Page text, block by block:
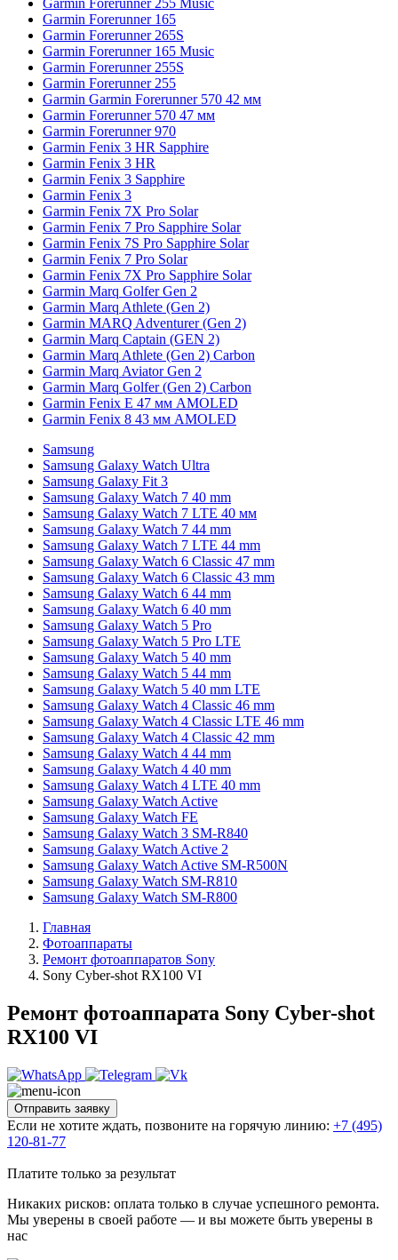
Garmin Forerunner 255 Music
Garmin Forerunner 165
Garmin Forerunner 265S
Garmin Forerunner 165 Music
Garmin Forerunner 255S
Garmin Forerunner 255
Garmin Garmin Forerunner 570 42 мм
Garmin Forerunner 570 47 мм
Garmin Forerunner 970
Garmin Fenix 3 HR Sapphire
Garmin Fenix 3 HR
Garmin Fenix 3 Sapphire
Garmin Fenix 3
Garmin Fenix 7X Pro Solar
Garmin Fenix 7 Pro Sapphire Solar
Garmin Fenix 7S Pro Sapphire Solar
Garmin Fenix 7 Pro Solar
Garmin Fenix 7X Pro Sapphire Solar
Garmin Marq Golfer Gen 2
Garmin Marq Athlete (Gen 2)
Garmin MARQ Adventurer (Gen 2)
Garmin Marq Captain (GEN 2)
Garmin Marq Athlete (Gen 2) Carbon
Garmin Marq Aviator Gen 2
Garmin Marq Golfer (Gen 2) Carbon
Garmin Fenix E 47 мм AMOLED
Garmin Fenix 8 43 мм AMOLED
Samsung
Samsung Galaxy Watch Ultra
Samsung Galaxy Fit 3
Samsung Galaxy Watch 7 40 mm
Samsung Galaxy Watch 7 LTE 40 мм
Samsung Galaxy Watch 7 44 mm
Samsung Galaxy Watch 7 LTE 44 mm
Samsung Galaxy Watch 6 Classic 47 mm
Samsung Galaxy Watch 6 Classic 43 mm
Samsung Galaxy Watch 6 44 mm
Samsung Galaxy Watch 6 40 mm
Samsung Galaxy Watch 5 Pro
Samsung Galaxy Watch 5 Pro LTE
Samsung Galaxy Watch 5 40 mm
Samsung Galaxy Watch 5 44 mm
Samsung Galaxy Watch 5 40 mm LTE
Samsung Galaxy Watch 4 Classic 46 mm
Samsung Galaxy Watch 4 Classic LTE 46 mm
Samsung Galaxy Watch 4 Classic 42 mm
Samsung Galaxy Watch 4 44 mm
Samsung Galaxy Watch 4 40 mm
Samsung Galaxy Watch 4 LTE 40 mm
Samsung Galaxy Watch Active
Samsung Galaxy Watch FE
Samsung Galaxy Watch 3 SM-R840
Samsung Galaxy Watch Active 2
Samsung Galaxy Watch Active SM-R500N
Samsung Galaxy Watch SM-R810
Samsung Galaxy Watch SM-R800
Главная
Фотоаппараты
Ремонт фотоаппаратов Sony
Sony Cyber-shot RX100 VI
Ремонт фотоаппарата Sony Cyber-shot
RX100 VI
Отправить заявку
Если не хотите ждать, позвоните на горячую линию: +7 (495)
120-81-77
Платите только за результат
Никаких рисков: оплата только в случае успешного ремонта.
Мы уверены в своей работе — и вы можете быть уверены в
нас